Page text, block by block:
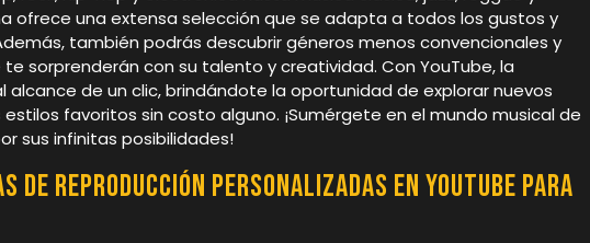
ofrece una extensa selección que se adapta a todos los gustos y
también podrás descubrir géneros menos convencionales y
sorprenderán con su talento y creatividad. Con YouTube, la
alcance de un clic, brindándote la oportunidad de explorar nuevos
favoritos sin costo alguno. ¡Sumérgete en el mundo musical de
sus infinitas posibilidades!
de reproducción personalizadas en YouTube para